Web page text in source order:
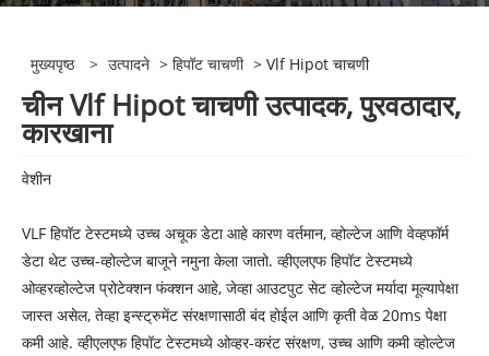
मुख्यपृष्ठ > उत्पादने >हिपॉट चाचणी > Vlf Hipot चाचणी
चीन Vlf Hipot चाचणी उत्पादक, पुरवठादार,
कारखाना
वेशीन
VLF हिपॉट टेस्टमध्ये उच्च अचूक डेटा आहे कारण वर्तमान, व्होल्टेज आणि वेव्हफॉर्म
डेटा थेट उच्च-व्होल्टेज बाजूने नमुना केला जातो. व्हीएलएफ हिपॉट टेस्टमध्ये
ओव्हरव्होल्टेज प्रोटेक्शन फंक्शन आहे, जेव्हा आउटपुट सेट व्होल्टेज मर्यादा मूल्यापेक्षा
जास्त असेल, तेव्हा इन्स्ट्रुमेंट संरक्षणासाठी बंद होईल आणि कृती वेळ 20ms पेक्षा
कमी आहे. व्हीएलएफ हिपॉट टेस्टमध्ये ओव्हर-करंट संरक्षण, उच्च आणि कमी व्होल्टेज